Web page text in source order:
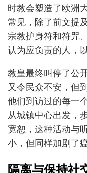
时教会塑造了欧洲
常见，除了前文提
宗教护身符和符咒
认为应负责的人，
教皇最终叫停了公
又令民众不安，但
他们到访过的每一
从城镇中心出发，
宽恕，这种活动与
小，但同样加剧了
隔离与保持社